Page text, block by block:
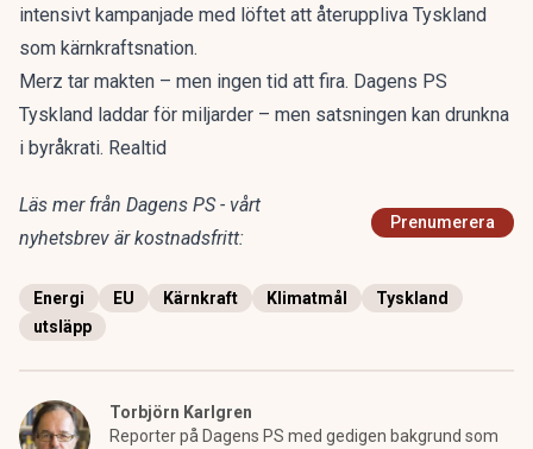
intensivt kampanjade med löftet att återuppliva Tyskland
som kärnkraftsnation.
Merz tar makten – men ingen tid att fira. Dagens PS
Tyskland laddar för miljarder – men satsningen kan drunkna
i byråkrati. Realtid
Läs mer från Dagens PS - vårt
nyhetsbrev är kostnadsfritt:
Prenumerera
Energi EU Kärnkraft Klimatmål
Tyskland
utsläpp
Torbjörn Karlgren
Reporter på Dagens PS med gedigen bakgrund som